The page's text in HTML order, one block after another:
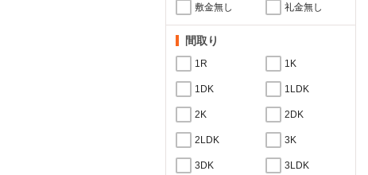
敷金無し 礼金無し
間取り
1R 1K
1DK 1LDK
2K 2DK
2LDK 3K
3DK 3LDK